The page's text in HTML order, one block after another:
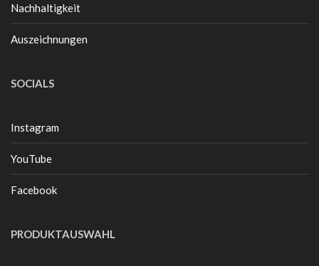
Nachhaltigkeit
Auszeichnungen
SOCIALS
Instagram
YouTube
Facebook
PRODUKTAUSWAHL